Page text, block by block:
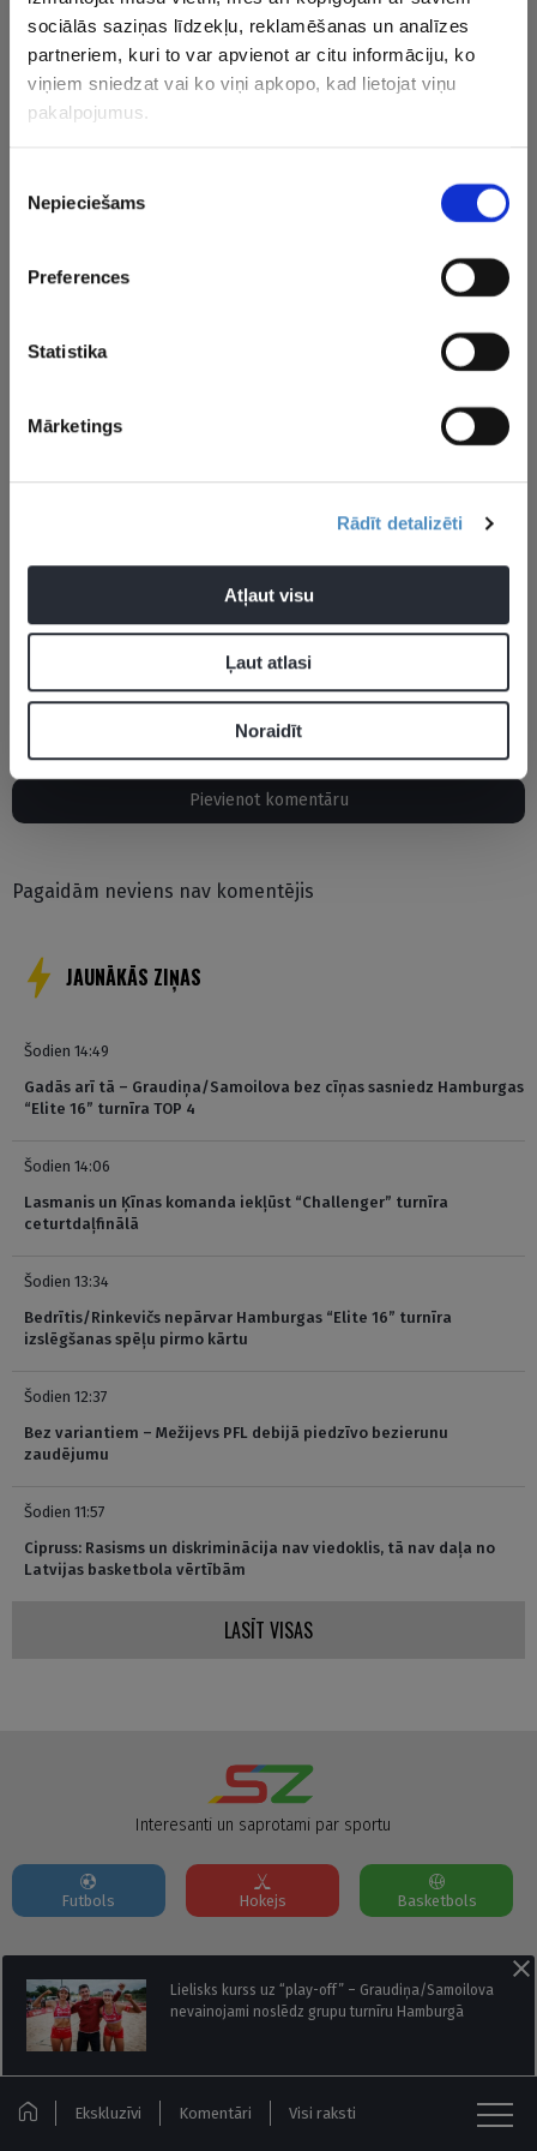
sociālās saziņas līdzekļu, reklamēšanas un analīzes
partneriem, kuri to var apvienot ar citu informāciju, ko
viņiem sniedzat vai ko viņi apkopo, kad lietojat viņu
pakalpojumus.
izvēle
Nepieciešams
Preferences
Statistika
Mārketings
Rādīt detalizēti
Atļaut visu
Ļaut atlasi
Noraidīt
Iepriekšējā Baltijas līgas sezonā par čempionēm kļuva
Viļņas “Kibirkštis” basketbolistes, kuras finālā pārspēja
Klaipēdas “Neptūnas”, bet cīņā par bronzas medaļām
CITAS ZIŅAS NO ŠĪS KATEGORIJAS
komanda iekļūst
ceturtdaļfinālā
no Latvijas
skaidro
Aktualitātes TTT Rīga
Pievienot komentāru
Pagaidām neviens nav komentējis
JAUNĀKĀS ZIŅAS
Šodien 14:49
Gadās arī tā – Graudiņa/Samoilova bez cīņas sasniedz Hamburgas
“Elite 16” turnīra TOP 4
Šodien 14:06
Lasmanis un Ķīnas komanda iekļūst “Challenger” turnīra
ceturtdaļfinālā
Šodien 13:34
Bedrītis/Rinkevičs nepārvar Hamburgas “Elite 16” turnīra
izslēgšanas spēļu pirmo kārtu
Šodien 12:37
Bez variantiem – Mežijevs PFL debijā piedzīvo bezierunu
zaudējumu
Šodien 11:57
Cipruss: Rasisms un diskriminācija nav viedoklis, tā nav daļa no
Latvijas basketbola vērtībām
LASĪT VISAS
Lielisks kurss uz “play-off” – Graudiņa/Samoilova
nevainojami noslēdz grupu turnīru Hamburgā
Ekskluzīvi Komentāri Visi raksti
Interesanti un saprotami par sportu
Futbols Hokejs Basketbols
Par mums Reklāmas Parametri Kontakti
Seko mums:
© Sportazinas.com - Visas tiesības rezervētas.